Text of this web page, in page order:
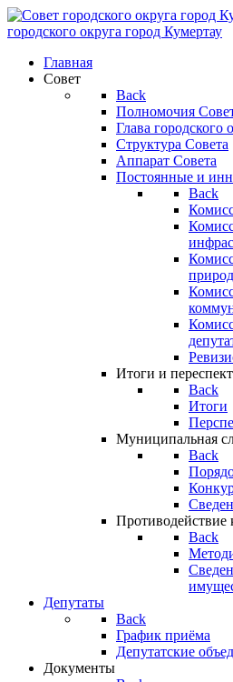
городского округа город Кумертау
Главная
Совет
Back
Полномочия
Глава городского
Структура Совета
Аппарат Совета
Постоянные и
Back
Итоги и
Back
Итоги
Муниципальная
Back
Противодействие
Back
Депутаты
Back
График приёма
Депутатские
Документы